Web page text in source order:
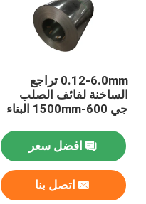
0.12-6.0mm تراجع
الساخنة لفائف الصلب
جي 600-1500mm البناء
افضل سعر
اتصل بنا